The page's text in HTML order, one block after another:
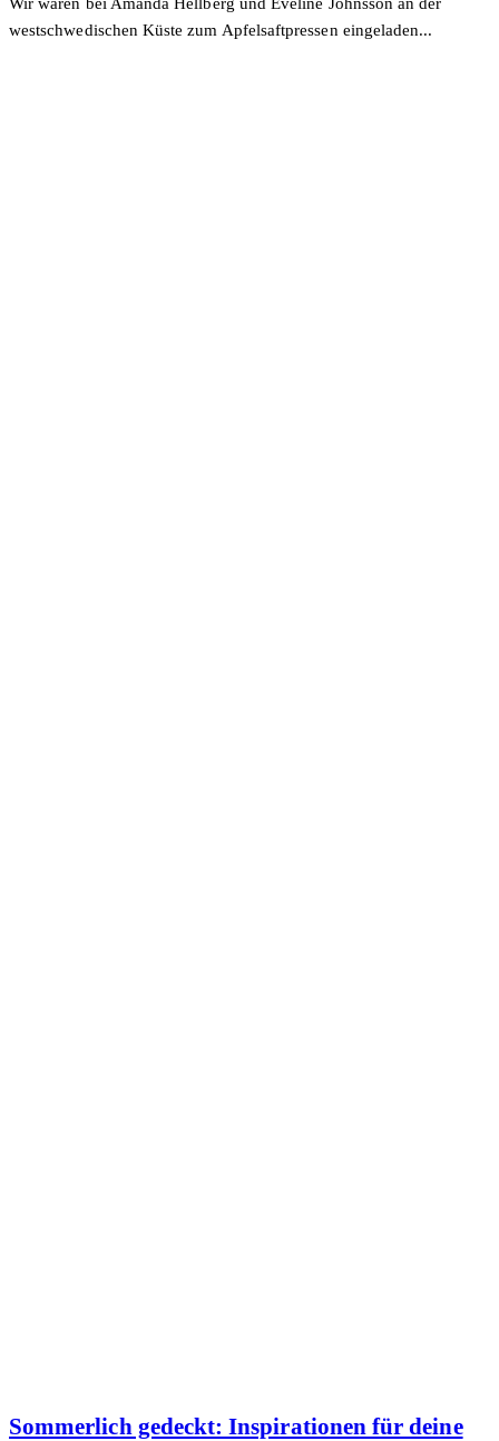
Wir waren bei Amanda Hellberg und Eveline Johnsson an der
westschwedischen Küste zum Apfelsaftpressen eingeladen...
Sommerlich gedeckt: Inspirationen für deine